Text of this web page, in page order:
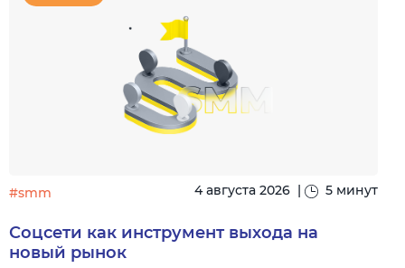
#smm 4 августа 2026 | 5 минут
Соцсети как инструмент выхода на
новый рынок